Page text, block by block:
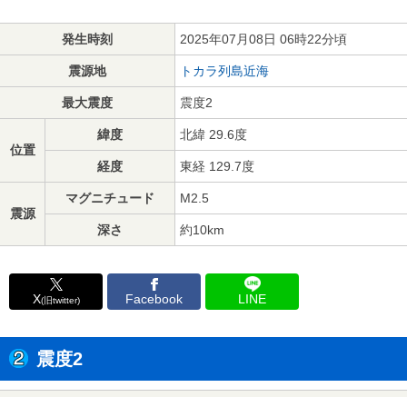
発生時刻 2025年07月08日 06時22分頃
震源地 トカラ列島近海
最大震度 震度2
位置
緯度 北緯 29.6度
経度 東経 129.7度
震源
マグニチュード M2.5
深さ 約10km
X(旧twitter) Facebook LINE
震度2